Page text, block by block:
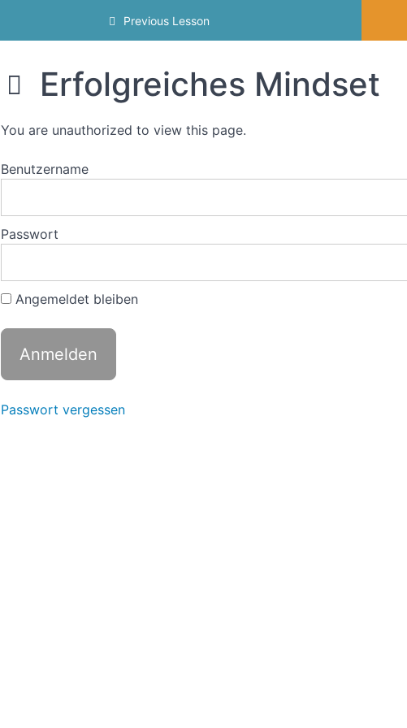
Previous Lesson
Erfolgreiches Mindset
You are unauthorized to view this page.
Benutzername
Passwort
Angemeldet bleiben
Passwort vergessen